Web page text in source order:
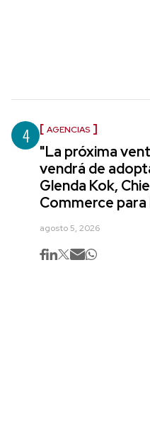
4 AGENCIAS
"La próxima
vendrá de
Glenda Kok,
Commerce para
agosto 5, 2026